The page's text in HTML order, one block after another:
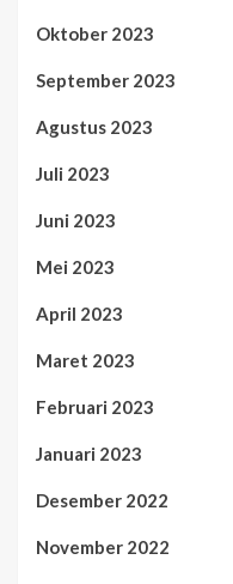
Oktober 2023
September 2023
Agustus 2023
Juli 2023
Juni 2023
Mei 2023
April 2023
Maret 2023
Februari 2023
Januari 2023
Desember 2022
November 2022